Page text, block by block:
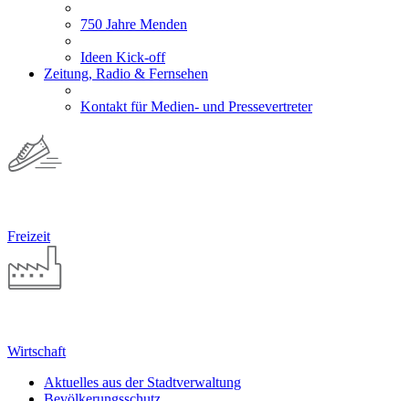
750 Jahre Menden
Ideen Kick-off
Zeitung, Radio & Fernsehen
Kontakt für Medien- und Pressevertreter
Freizeit
Wirtschaft
Aktuelles aus der Stadtverwaltung